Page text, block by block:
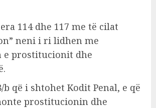
114 dhe 117 me të cilat
neni i ri lidhen me
e prostitucionit dhe
b qё i shtohet Kodit Penal, e që
prostitucionin dhe